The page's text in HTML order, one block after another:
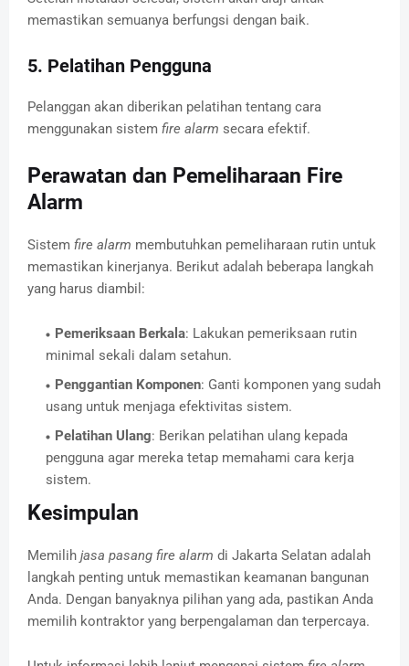
memastikan semuanya berfungsi dengan baik.
5. Pelatihan Pengguna
Pelanggan akan diberikan pelatihan tentang cara
menggunakan sistem fire alarm secara efektif.
Perawatan dan Pemeliharaan Fire
Alarm
Sistem fire alarm membutuhkan pemeliharaan rutin untuk
memastikan kinerjanya. Berikut adalah beberapa langkah
yang harus diambil:
Pemeriksaan Berkala: Lakukan pemeriksaan rutin
minimal sekali dalam setahun.
Penggantian Komponen: Ganti komponen yang sudah
usang untuk menjaga efektivitas sistem.
Pelatihan Ulang: Berikan pelatihan ulang kepada
pengguna agar mereka tetap memahami cara kerja
sistem.
Kesimpulan
Memilih jasa pasang fire alarm di Jakarta Selatan adalah
langkah penting untuk memastikan keamanan bangunan
Anda. Dengan banyaknya pilihan yang ada, pastikan Anda
memilih kontraktor yang berpengalaman dan terpercaya.